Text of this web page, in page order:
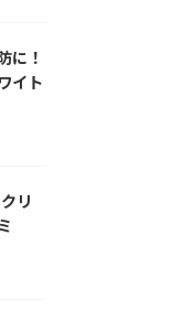
に！
イト
リ